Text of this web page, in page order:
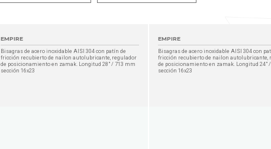
EMPIRE
Bisagras de acero inoxidable AISI 304 con patín de
fricción recubierto de nailon autolubricante, regulador
de posicionamiento en zamak. Longitud 28" / 713 mm
sección 16x23
EMPIRE
Bisagras de acero inoxidable AISI 304 con
fricción recubierto de nailon autolubricante,
de posicionamiento en zamak. Longitud 24"
sección 16x23